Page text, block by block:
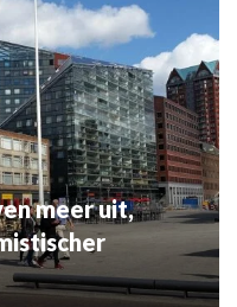
meer uit,